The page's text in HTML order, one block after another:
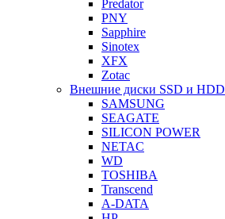
Predator
PNY
Sapphire
Sinotex
XFX
Zotac
Внешние диски SSD и HDD
SAMSUNG
SEAGATE
SILICON POWER
NETAC
WD
TOSHIBA
Transcend
A-DATA